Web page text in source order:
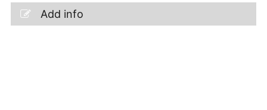
Add info